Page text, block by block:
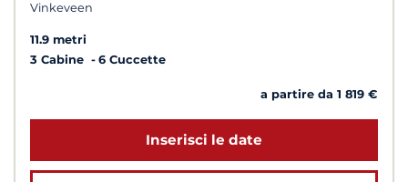
Vinkeveen
11.9 metri
3 Cabine
6 Cuccette
a partire da 1 819 €
Inserisci le date